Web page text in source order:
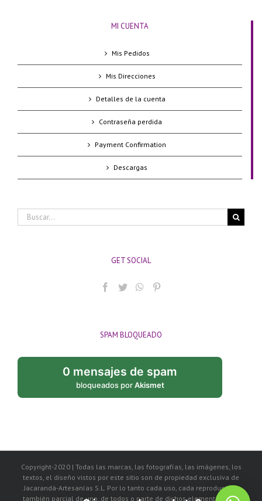
MI CUENTA
Mis Pedidos
Mis Direcciones
Detalles de la cuenta
Contraseña perdida
Payment Confirmation
Descargas
Buscar:
GET SOCIAL
SPAM BLOQUEADO
0 mensajes de spam
bloqueados porAkismet
Copyright-2020 | Todas las marcas, las fotografías, las imágenes, los
textos, el diseño vistos por este sitio son de propiedad exclusiva de
Jacarandá-Artesanías S.L. Por lo tanto cada uso, cada reproducción
también parcial de uno, de todos o parte de dichos elementos, será